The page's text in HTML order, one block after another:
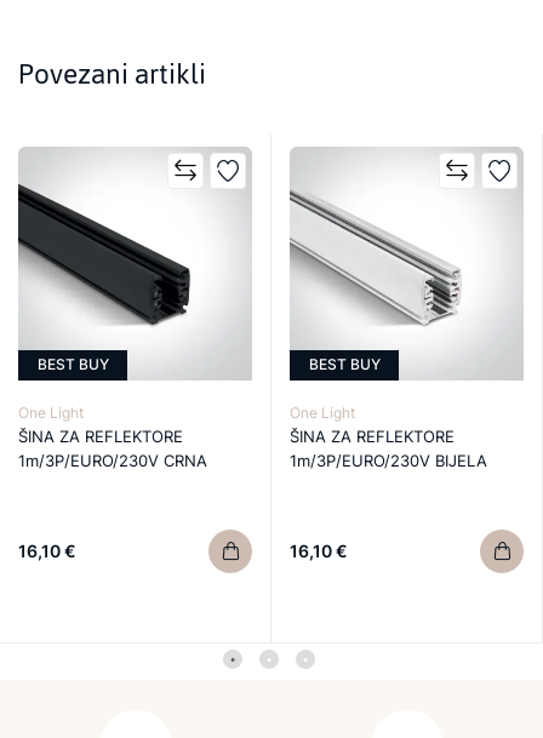
Povezani artikli
BEST BUY
One Light
ŠINA ZA REFLEKTORE
1m/3P/EURO/230V CRNA
16,10 €
BEST BUY
One Light
ŠINA ZA REFLEKTORE
1m/3P/EURO/230V BIJELA
16,10 €